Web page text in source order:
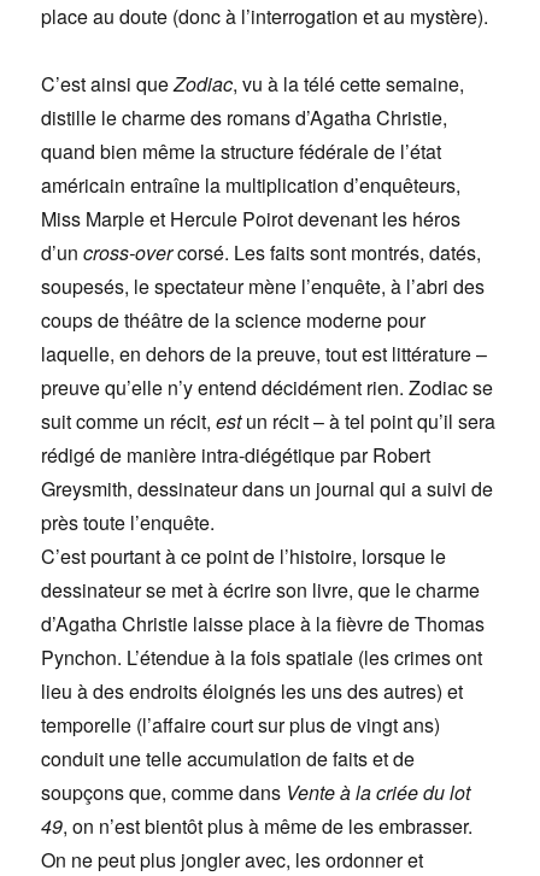
place au doute (donc à l’interrogation et au mystère).
C’est ainsi queZodiac, vu à la télé cette semaine,
distille le charme des romans d’Agatha Christie,
quand bien même la structure fédérale de l’état
américain entraîne la multiplication d’enquêteurs,
Miss Marple et Hercule Poirot devenant les héros
d’uncross-overcorsé. Les faits sont montrés, datés,
soupesés, le spectateur mène l’enquête, à l’abri des
coups de théâtre de la science moderne pour
laquelle, en dehors de la preuve, tout est littérature –
preuve qu’elle n’y entend décidément rien. Zodiac se
suit comme un récit,estun récit – à tel point qu’il sera
rédigé de manière intra-diégétique par Robert
Greysmith, dessinateur dans un journal qui a suivi de
près toute l’enquête.
C’est pourtant à ce point de l’histoire, lorsque le
dessinateur se met à écrire son livre, que le charme
d’Agatha Christie laisse place à la fièvre de Thomas
Pynchon. L’étendue à la fois spatiale (les crimes ont
lieu à des endroits éloignés les uns des autres) et
temporelle (l’affaire court sur plus de vingt ans)
conduit une telle accumulation de faits et de
soupçons que, comme dans Vente à la criée du lot
49, on n’est bientôt plus à même de les embrasser.
On ne peut plus jongler avec, les ordonner et